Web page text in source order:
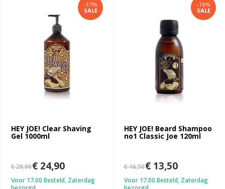
HEY JOE! Clear Shaving
Gel 1000ml
-17%
SALE
€ 29,90€ 24,90
Voor 17.00 Besteld, Zaterdag
HEY JOE! Beard Shampoo
no1 Classic Joe 120ml
-18%
SALE
€ 16,50€ 13,50
Voor 17.00 Besteld, Zaterdag